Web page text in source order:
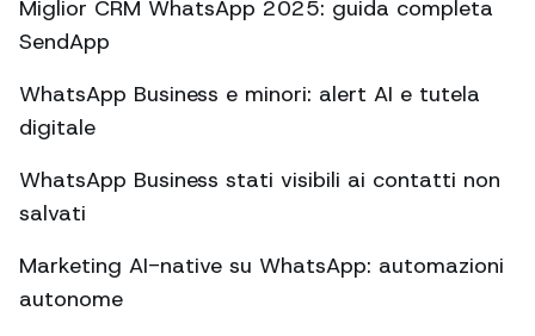
Miglior CRM WhatsApp 2025: guida completa
SendApp
WhatsApp Business e minori: alert AI e tutela
digitale
WhatsApp Business stati visibili ai contatti non
salvati
Marketing AI-native su WhatsApp: automazioni
autonome